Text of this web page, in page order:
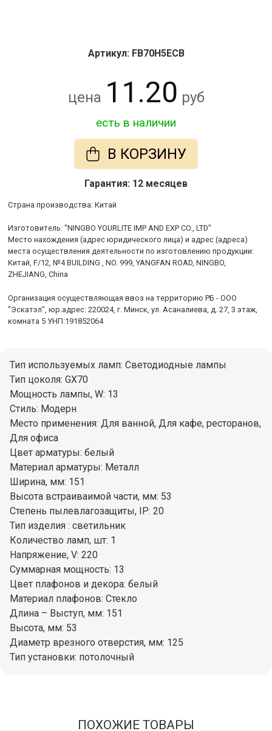
Артикул: FB70H5ECB
цена 11.20 руб
есть в наличии
В КОРЗИНУ
Гарантия: 12 месяцев
Cтрана производства: Китай
Изготовитель: "NINGBO YOURLITE IMP AND EXP CO., LTD"
Место нахождения (адрес юридического лица) и адрес (адреса)
места осуществления деятельности по изготовлению продукции:
Китай, F/12, №4 BUILDING , NO. 999, YANGFAN ROAD, NINGBO,
ZHEJIANG, China
Организация осуществляющая ввоз на территорию РБ - ООО
"Эскатэл", юр.адрес: 220024, г. Минск, ул. Асаналиева, д. 27, 3 этаж,
комната 5 УНП:191852064
Тип используемых ламп: Светодиодные лампы
Тип цоколя: GX70
Мощность лампы, W: 13
Стиль: Модерн
Место применения: Для ванной, Для кафе, ресторанов,
Для офиса
Цвет арматуры: белый
Материал арматуры: Металл
Ширина, мм: 151
Высота встраиваимой части, мм: 53
Степень пылевлагозащиты, IP: 20
Тип изделия : светильник
Количество ламп, шт: 1
Напряжение, V: 220
Суммарная мощность: 13
Цвет плафонов и декора: белый
Материал плафонов: Стекло
Длина – Выступ, мм: 151
Высота, мм: 53
Диаметр врезного отверстия, мм: 125
Тип установки: потолочный
ПОХОЖИЕ ТОВАРЫ